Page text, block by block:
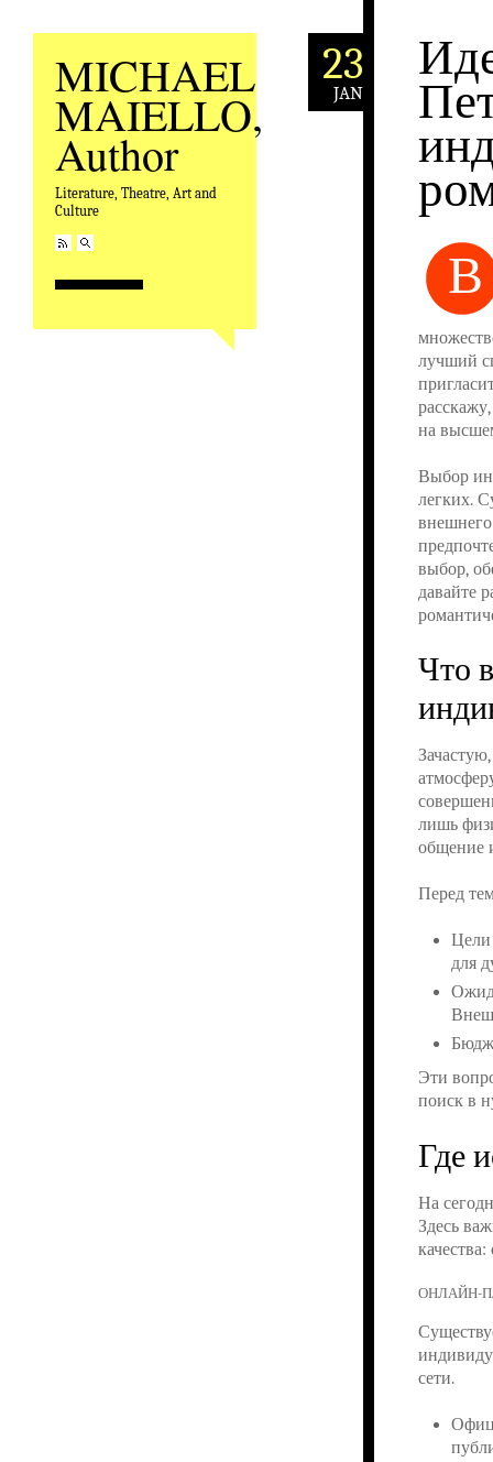
MICHAEL
MAIELLO,
Author
Literature, Theatre, Art and
Culture
23
JAN
В
лучший
на
Выбор
легких.
выбор,
давайте
Что
лишь
общение
Перед
Цели
для
Эти
поиск в
Где
На
Здесь
ОНЛАЙН-
сети.